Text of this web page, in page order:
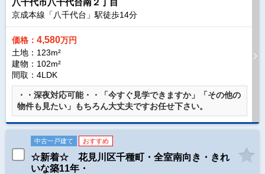
八千代市八千代台南２丁目
京成本線「八千代台」駅徒歩14分
価格： 4,580万円
土地：123m²
建物：102m²
間取：4LDK
・・深夜対応可能・・「今すぐ見学できますか」「その他の
物件も見たい」もちろん大丈夫ですお任せ下さい。
中古一戸建て おすすめ
☆新着☆ 花見川区千種町・全室南向き・きれ
いな築11年・